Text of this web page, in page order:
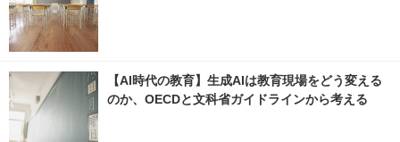
【AI時代の教育】生成AIは教育現場をどう変える
のか、OECDと文科省ガイドラインから考える